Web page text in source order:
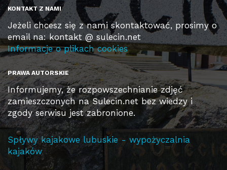
KONTAKT Z NAMI
Jeżeli chcesz się z nami skontaktować, prosimy o
email na: kontakt @ sulecin.net
Informacje o plikach cookies
PRAWA AUTORSKIE
Informujemy, że rozpowszechnianie zdjęć
zamieszczonych na Sulecin.net bez wiedzy i
zgody serwisu jest zabronione.
Spływy kajakowe lubuskie - wypożyczalnia
kajaków